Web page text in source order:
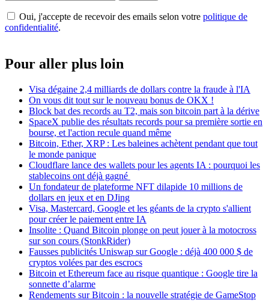
Oui, j'accepte de recevoir des emails selon votre politique de
confidentialité.
Pour aller plus loin
Visa dégaine 2,4 milliards de dollars contre la fraude à l'IA
On vous dit tout sur le nouveau bonus de OKX !
Block bat des records au T2, mais son bitcoin part à la dérive
SpaceX publie des résultats records pour sa première sortie en
bourse, et l'action recule quand même
Bitcoin, Ether, XRP : Les baleines achètent pendant que tout
le monde panique
Cloudflare lance des wallets pour les agents IA : pourquoi les
stablecoins ont déjà gagné
Un fondateur de plateforme NFT dilapide 10 millions de
dollars en jeux et en DJing
Visa, Mastercard, Google et les géants de la crypto s'allient
pour créer le paiement entre IA
Insolite : Quand Bitcoin plonge on peut jouer à la motocross
sur son cours (StonkRider)
Fausses publicités Uniswap sur Google : déjà 400 000 $ de
cryptos volées par des escrocs
Bitcoin et Ethereum face au risque quantique : Google tire la
sonnette d’alarme
Rendements sur Bitcoin : la nouvelle stratégie de GameStop